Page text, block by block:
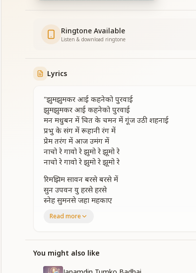
Ringtone Available
Listen & download ringtone
Lyrics
"झुमझुमकर आई कहनेको पुरवाई
झुमझुमकर आई कहनेको पुरवाई
मन मधुबन में चित के चमन में गूंज उठी शहनाई
प्रभु के संग में रूहानी रंग में
प्रेम तरंग में आज उमंग में
नाचो रे गावो रे झुमो रे झूमो रे
नाचो रे गावो रे झुमो रे झूमो रे
रिमझिम सावन बरसे बरसे में
सुन उपवन यु हरसे हरसे
स्नेह सुमनसे जहा महकाए
दिल में लहरसे है के स्वर में
नाचो रे गावो रे झुमो रे झूमो रे
नाचो रे गावो रे झुमो रे झूमो रे
Read more
You might also like